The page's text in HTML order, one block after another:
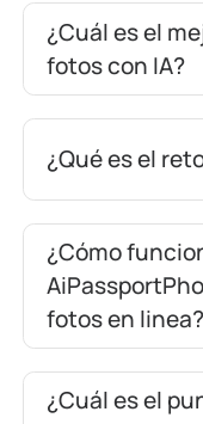
¿Cuál es el
fotos con IA?
¿Qué es el
¿Cómo
fotos en linea?
¿Cuál es el